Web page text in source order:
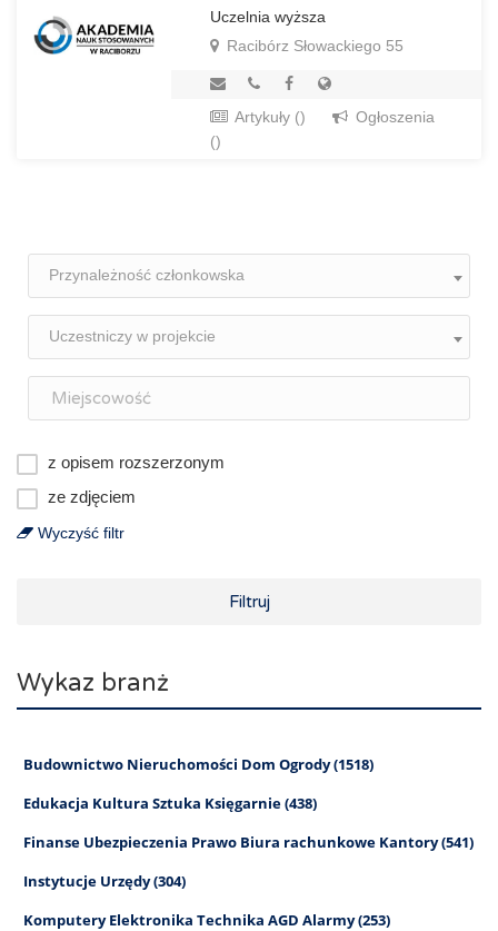
Uczelnia wyższa
Racibórz Słowackiego 55
Artykuły ()
Ogłoszenia
()
Przynależność członkowska
Uczestniczy w projekcie
z opisem rozszerzonym
ze zdjęciem
Wyczyść filtr
Filtruj
Wykaz branż
Budownictwo Nieruchomości Dom Ogrody (1518)
Edukacja Kultura Sztuka Księgarnie (438)
Finanse Ubezpieczenia Prawo Biura rachunkowe Kantory (541)
Instytucje Urzędy (304)
Komputery Elektronika Technika AGD Alarmy (253)